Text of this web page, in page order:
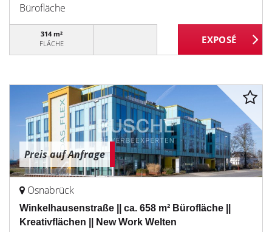
Bürofläche
314 m²
FLÄCHE
Preis auf Anfrage
Osnabrück
Winkelhausenstraße || ca. 658 m² Bürofläche ||
Kreativflächen || New Work Welten